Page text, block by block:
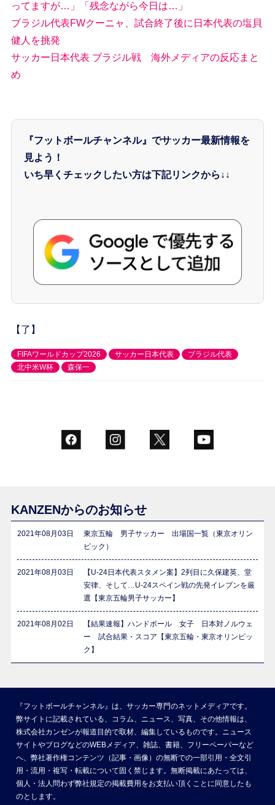
ってますが…」「残念ながら今日は…」
ブラジル代表FWクーニャ、試合終了後に日本代表の塩貝
健人を挑発
サッカー日本代表 ブラジル戦 海外メディアの反応まと
め
『フットボールチャンネル』でサッカー最新情報を
見よう！
いち早くチェックしたい方は下記リンクから↓↓
【了】
FIFAワールドカップ2026 サッカー日本代表
ブラジル代表
北中米W杯
森保一
KANZENからのお知らせ
2021年08月03日
東京五輪 男子サッカー 出場国一覧（東京オリン
ピック）
2021年08月03日
【U-24日本代表スタメン案】2列目に久保建英、堂
安律、そして…U-24スペイン戦の先発イレブンを厳
選【東京五輪男子サッカー】
2021年08月02日
【結果速報】ハンドボール 女子 日本対ノルウェ
ー 試合結果・スコア【東京五輪・東京オリンピッ
ク】
『フットボールチャンネル』は、サッカー専門のネットメディアです。
弊サイトに記載されている、コラム、ニュース、写真、その他情報は、
株式会社カンゼンが報道目的で取材、編集しているものです。ニュース
サイトやブログなどのWEBメディア、雑誌、書籍、フリーペーパーなど
へ、弊社著作権コンテンツ（記事・画像）の無断での一部引用・全文引
用・流用・複写・転載について固く禁じます。無断掲載にあたっては、
個人・法人問わず弊社規定の掲載費用をお支払い頂くことに同意したも
のとします。